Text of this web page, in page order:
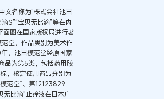
文名称为“株式会社池田
S”“宝贝无比滴”等在内
面图在国家版权局进行著
堂，作品类别为美术作
，池田模范堂经原国家
品为第5类，包括药用胶
，核定使用商品分别为
范堂”、第12123829
无比滴”止痒液在日本广